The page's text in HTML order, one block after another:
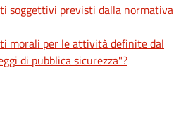
soggettivi previsti dalla normativa
morali per le attività definite dal
di pubblica sicurezza"?